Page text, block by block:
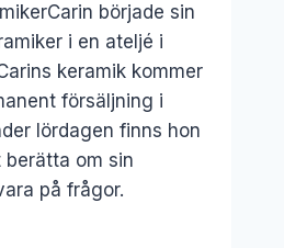
började sin
i en ateljé i
keramik kommer
försäljning i
lördagen finns hon
om sin
på frågor.